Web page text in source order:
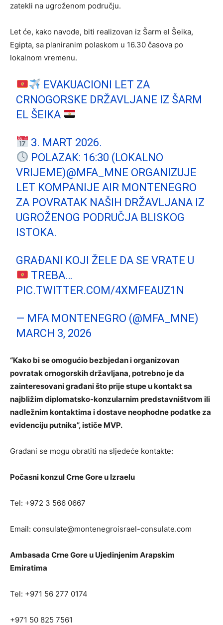
zatekli na ugroženom području.
Let će, kako navode, biti realizovan iz Šarm el Šeika,
Egipta, sa planiranim polaskom u 16.30 časova po
lokalnom vremenu.
EVAKUACIONI LET ZA
CRNOGORSKE DRŽAVLJANE IZ ŠARM
EL ŠEIKA
3. MART 2026.
POLAZAK: 16:30 (LOKALNO
VRIJEME)@MFA_MNE ORGANIZUJE
LET KOMPANIJE AIR MONTENEGRO
ZA POVRATAK NAŠIH DRŽAVLJANA IZ
UGROŽENOG PODRUČJA BLISKOG
ISTOKA.
GRAĐANI KOJI ŽELE DA SE VRATE U
TREBA…
PIC.TWITTER.COM/4XMFEAUZ1N
— MFA MONTENEGRO (@MFA_MNE)
MARCH 3, 2026
“Kako bi se omogućio bezbjedan i organizovan
povratak crnogorskih državljana, potrebno je da
zainteresovani građani što prije stupe u kontakt sa
najbližim diplomatsko-konzularnim predstavništvom ili
nadležnim kontaktima i dostave neophodne podatke za
evidenciju putnika”, ističe MVP.
Građani se mogu obratiti na sljedeće kontakte:
Počasni konzul Crne Gore u Izraelu
Tel: +972 3 566 0667
Email: consulate@montenegroisrael-consulate.com
Ambasada Crne Gore u Ujedinjenim Arapskim
Emiratima
Tel: +971 56 277 0174
+971 50 825 7561